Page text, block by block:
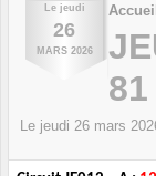
Le jeudi
26
MARS 2026
Le jeudi 26 mars